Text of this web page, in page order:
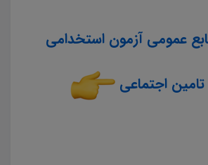
عمومی آزمون استخدامی
تامین اجتماعی